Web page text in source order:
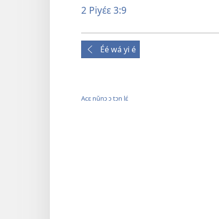
2 Piyɛ́ɛ 3:9
Éé wá yi é
Acɛ nǔnɔ ɔ tɔn lɛ́